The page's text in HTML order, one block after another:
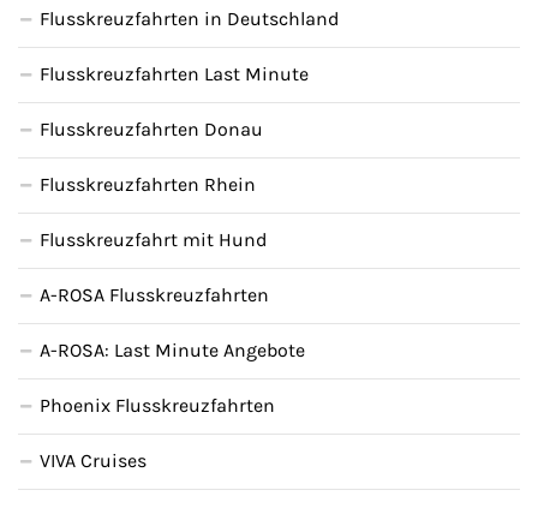
Flusskreuzfahrten in Deutschland
Flusskreuzfahrten Last Minute
Flusskreuzfahrten Donau
Flusskreuzfahrten Rhein
Flusskreuzfahrt mit Hund
A-ROSA Flusskreuzfahrten
A-ROSA: Last Minute Angebote
Phoenix Flusskreuzfahrten
VIVA Cruises